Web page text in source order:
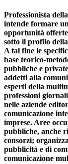
Professionista
intende formare
opportunità offerte
sotto il profilo della
A tal fine le
base teorico-
pubbliche e
addetti alla
esperti della
professioni
nelle aziende
comunicazione
imprese. Aree
pubbliche, anche
consorzi;
pubblicità e di
comunicazione